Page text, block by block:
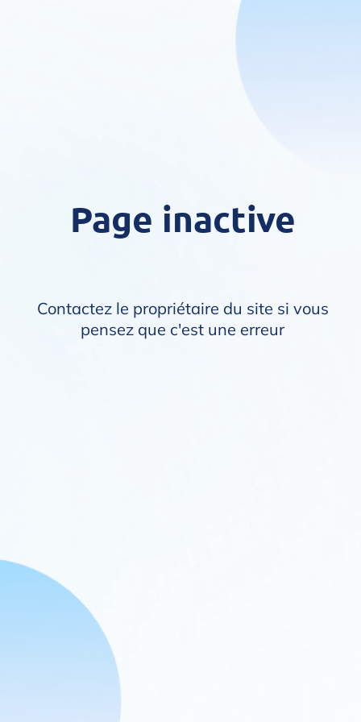
Page inactive
Contactez le propriétaire du site si vous
pensez que c'est une erreur